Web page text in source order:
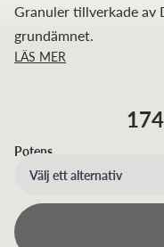
Granuler tillverkade av
grundämnet.
LÄS MER
Potens
Välj ett alternativ